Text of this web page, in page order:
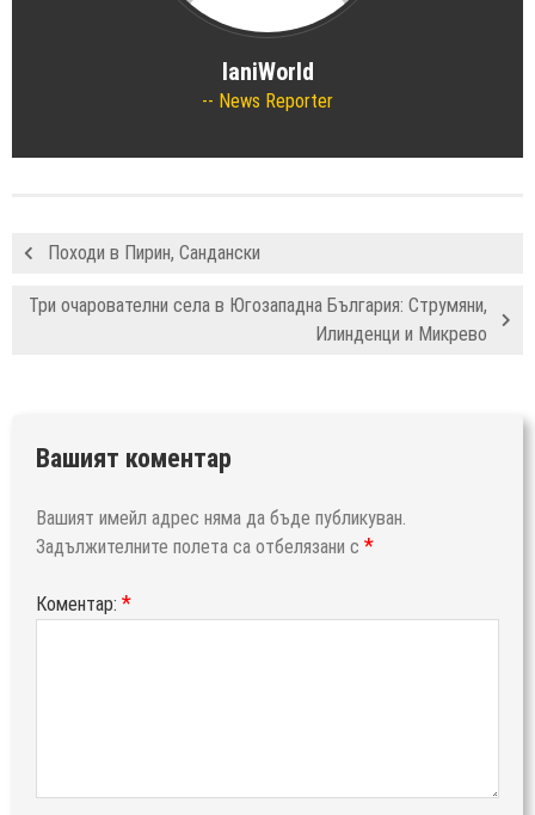
IaniWorld
News Reporter
Походи в Пирин, Сандански
Три очарователни села в Югозападна България: Струмяни,
Илинденци и Микрево
Вашият коментар
Вашият имейл адрес няма да бъде публикуван.
Задължителните полета са отбелязани с *
Коментар: *